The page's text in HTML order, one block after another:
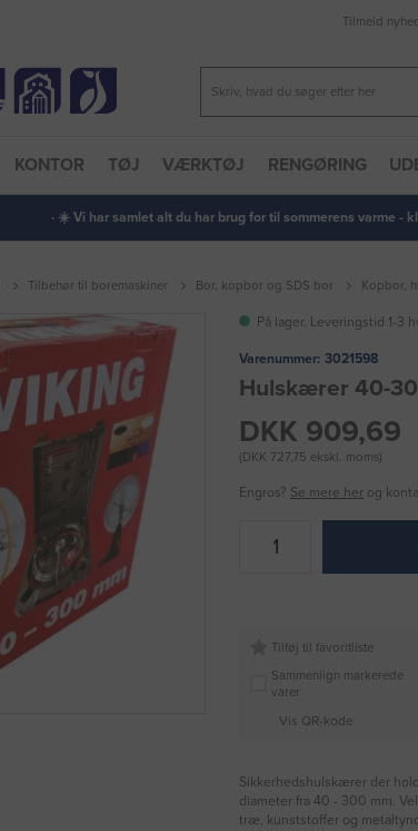
Tilmeld
KONTOR TØJ VÆRKTØJ RENGØRING
· ☀️ Vi har samlet alt du har brug for til sommerens varme -
Tilbehør til boremaskiner Bor, kopbor og SDS bor Kopbor,
På lager. Leveringstid 1-3
Varenummer: 3021598
Hulskærer 40-
DKK 909,69
(DKK 727,75 ekskl. moms)
Engros? Se mere her og
Tilføj til favoritliste
Sammenlign markerede
varer
Vis QR-kode
Sikkerhedshulskærer der
diameter fra 40 - 300 mm.
træ, kunststoffer og